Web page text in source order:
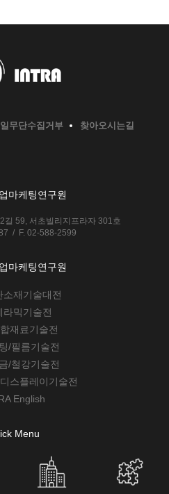
무단수집거부 찾아오시는길
마케팅연구원
길 59, 서초빌리지프라자 301호
/ F. 02-588-2599
마케팅연구원
소재기술대전
라믹기술전
재료기술전
/필름기술전
/철강기술전
스플레이기술전
English
Menu